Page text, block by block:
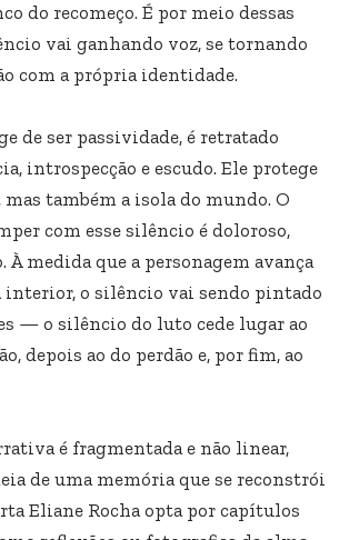
do recomeço. É por meio dessas
vai ganhando voz, se tornando
com a própria identidade.
de ser passividade, é retratado
introspecção e escudo. Ele protege
também a isola do mundo. O
com esse silêncio é doloroso,
À medida que a personagem avança
interior, o silêncio vai sendo pintado
— o silêncio do luto cede lugar ao
depois ao do perdão e, por fim, ao
é fragmentada e não linear,
de uma memória que se reconstrói
Eliane Rocha opta por capítulos